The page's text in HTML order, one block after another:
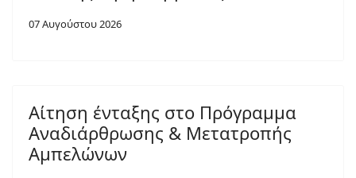
07 Αυγούστου 2026
Αίτηση ένταξης στο Πρόγραμμα
Αναδιάρθρωσης & Μετατροπής
Αμπελώνων